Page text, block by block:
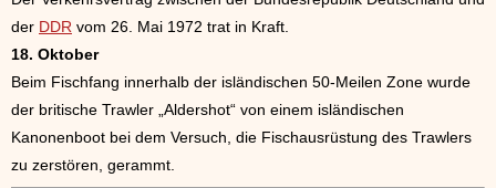
der DDR vom 26. Mai 1972 trat in Kraft.
18. Oktober
Beim Fischfang innerhalb der isländischen 50-Meilen Zone wurde
der britische Trawler „Aldershot“ von einem isländischen
Kanonenboot bei dem Versuch, die Fischausrüstung des Trawlers
zu zerstören, gerammt.